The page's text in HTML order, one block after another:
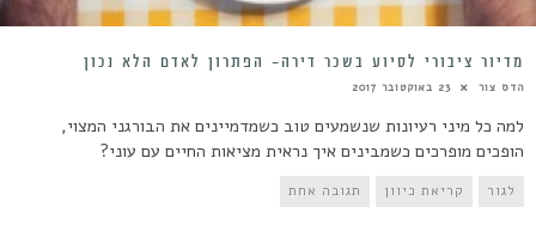
מדיור ציבורי לסיוע בשכר דירה- הפתרון לאדם הלא נכון
הדס צור 23 באוקטובר 2017
למה כל מיני רעיונות שנשמעים טוב כשמדמיינים את הבורגני המצוי,
הופכים מופרכים כשמבינים איך נראית מציאות החיים עם עוני?
לגור קריאת כיוון תגובה אחת